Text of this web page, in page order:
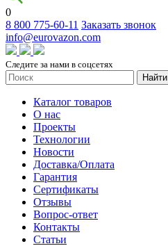
0
8 800 775-60-11 Заказать звонок
info@eurovazon.com
Следите за нами в соцсетях
Найти
Каталог товаров
О нас
Проекты
Технологии
Новости
Доставка/Оплата
Гарантия
Сертификаты
Отзывы
Вопрос-ответ
Контакты
Статьи